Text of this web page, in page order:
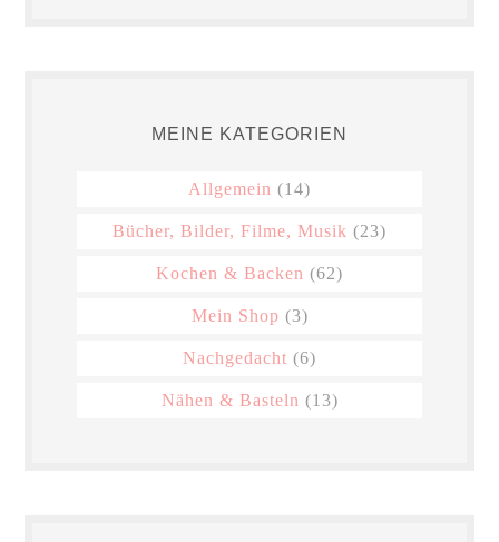
MEINE KATEGORIEN
Allgemein (14)
Bücher, Bilder, Filme, Musik (23)
Kochen & Backen (62)
Mein Shop (3)
Nachgedacht (6)
Nähen & Basteln (13)